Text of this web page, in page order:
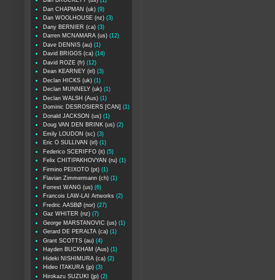
Dan CHAPMAN (uk) (9)
Dan WOOLHOUSE (nz) (3)
Dany BERNIER (ca) (3)
Darren MCNAMARA (us) (12)
Dave DENNIS (au) (1)
David BRIGGS (ca) (14)
David ROZE (fr) (12)
Dean KEARNEY (irl) (3)
Declan HICKS (uk) (1)
Declan MUNNELY (uk) (1)
Declan WALSH (Aus) (1)
Dominic DESROSIERS [CAN] (1)
Donald JACKSON (us) (1)
Doug VAN DEN BRINK (us) (2)
Emily LOUDON (sc) (3)
Eric O SULLIVAN (irl) (1)
Federico SCERIFFO (it) (5)
Felix CHITIPAKHOVYAN (ru) (1)
Firmino PEIXOTO (pt) (1)
Flavian Zimmermann (ch) (1)
Forrest WANG (us) (6)
Francois LAW-LAI Artworks (2)
Fredric AASBØ (nor) (27)
Gaz WHITER (nz) (7)
George MARSTANOVIC (us) (1)
Gerard DE PERALTA (ca) (1)
Grant SCOTTS (au) (4)
Hayden BUCKHAM (Aus) (1)
Hideki NISHIMURA (ca) (2)
Hideo ITAKURA (jp) (3)
Hirokazu SUZUKI (jp) (2)